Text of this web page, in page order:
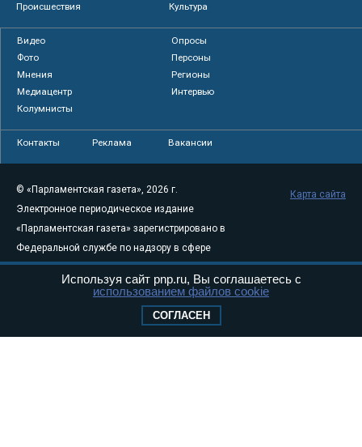
Происшествия
Культура
Видео
Опросы
Фото
Персоны
Мнения
Регионы
Медиацентр
Интервью
Колумнисты
Контакты Реклама Вакансии
© «Парламентская газета», 2026 г.
Электронное периодическое издание
«Парламентская газета» зарегистрировано в
Федеральной службе по надзору в сфере
связи, информационных технологий и
массовых коммуникаций (Роскомнадзор) 05
Свидетельство о регистрации Эл № ФС77-
Карта сайта
Используя сайт pnp.ru, Вы соглашаетесь с
использованием файлов cookie
СОГЛАСЕН